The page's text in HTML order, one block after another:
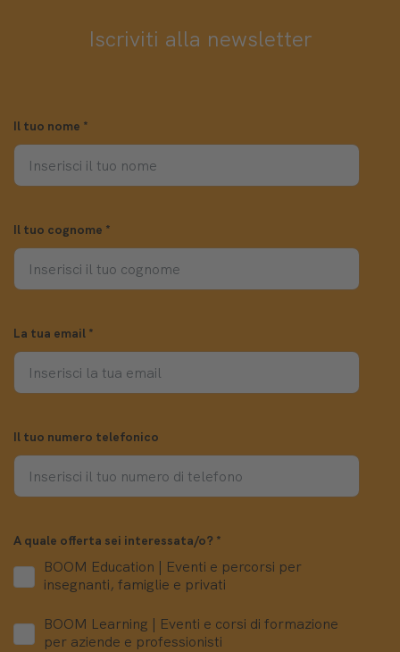
Iscriviti alla newsletter
Il tuo nome *
Il tuo cognome *
La tua email *
Il tuo numero telefonico
A quale offerta sei interessata/o? *
BOOM Education | Eventi e percorsi per
insegnanti, famiglie e privati
BOOM Learning | Eventi e corsi di formazione
per aziende e professionisti